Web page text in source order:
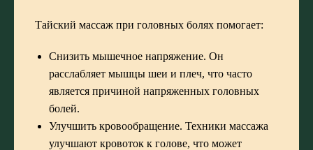
Тайский массаж при головных болях помогает:
Снизить мышечное напряжение. Он
расслабляет мышцы шеи и плеч, что часто
является причиной напряженных головных
болей.
Улучшить кровообращение. Техники массажа
улучшают кровоток к голове, что может